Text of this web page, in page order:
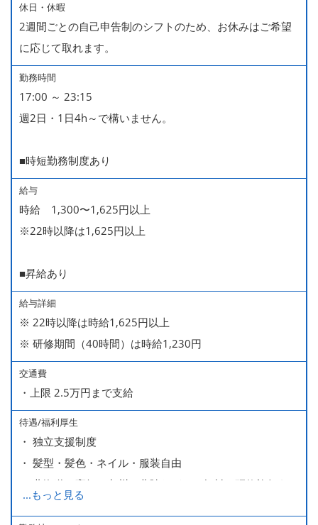
休日・休暇
2週間ごとの自己申告制のシフトのため、お休みはご希望
に応じて取れます。
勤務時間
17:00 ～ 23:15
週2日・1日4h～で構いません。
■時短勤務制度あり
給与
時給 1,300〜1,625円以上
※22時以降は1,625円以上
■昇給あり
給与詳細
※ 22時以降は時給1,625円以上
※ 研修期間（40時間）は時給1,230円
交通費
・上限 2.5万円まで支給
待遇/福利厚生
・ 独立支援制度
・ 髪型・髪色・ネイル・服装自由
・ 北海道や高知、九州、北陸などへの無料の研修旅行あり
ます
...もっと見る